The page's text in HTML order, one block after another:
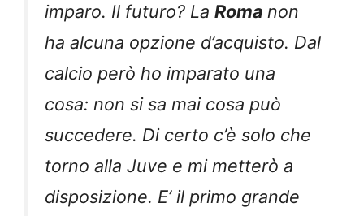
imparo. Il futuro? La Roma non
ha alcuna opzione d’acquisto. Dal
calcio però ho imparato una
cosa: non si sa mai cosa può
succedere. Di certo c’è solo che
torno alla Juve e mi metterò a
disposizione. E’ il primo grande